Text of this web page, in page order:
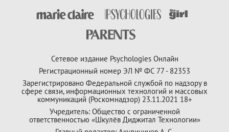
Сетевое издание Psychologies Онлайн
Регистрационный номер ЭЛ № ФС 77 - 82353
Зарегистрировано Федеральной службой по надзору в
сфере связи, информационных технологий и массовых
коммуникаций (Роскомнадзор) 23.11.2021 18+
Учредитель: Общество с ограниченной
ответственностью «Шкулёв Диджитал Технологии»